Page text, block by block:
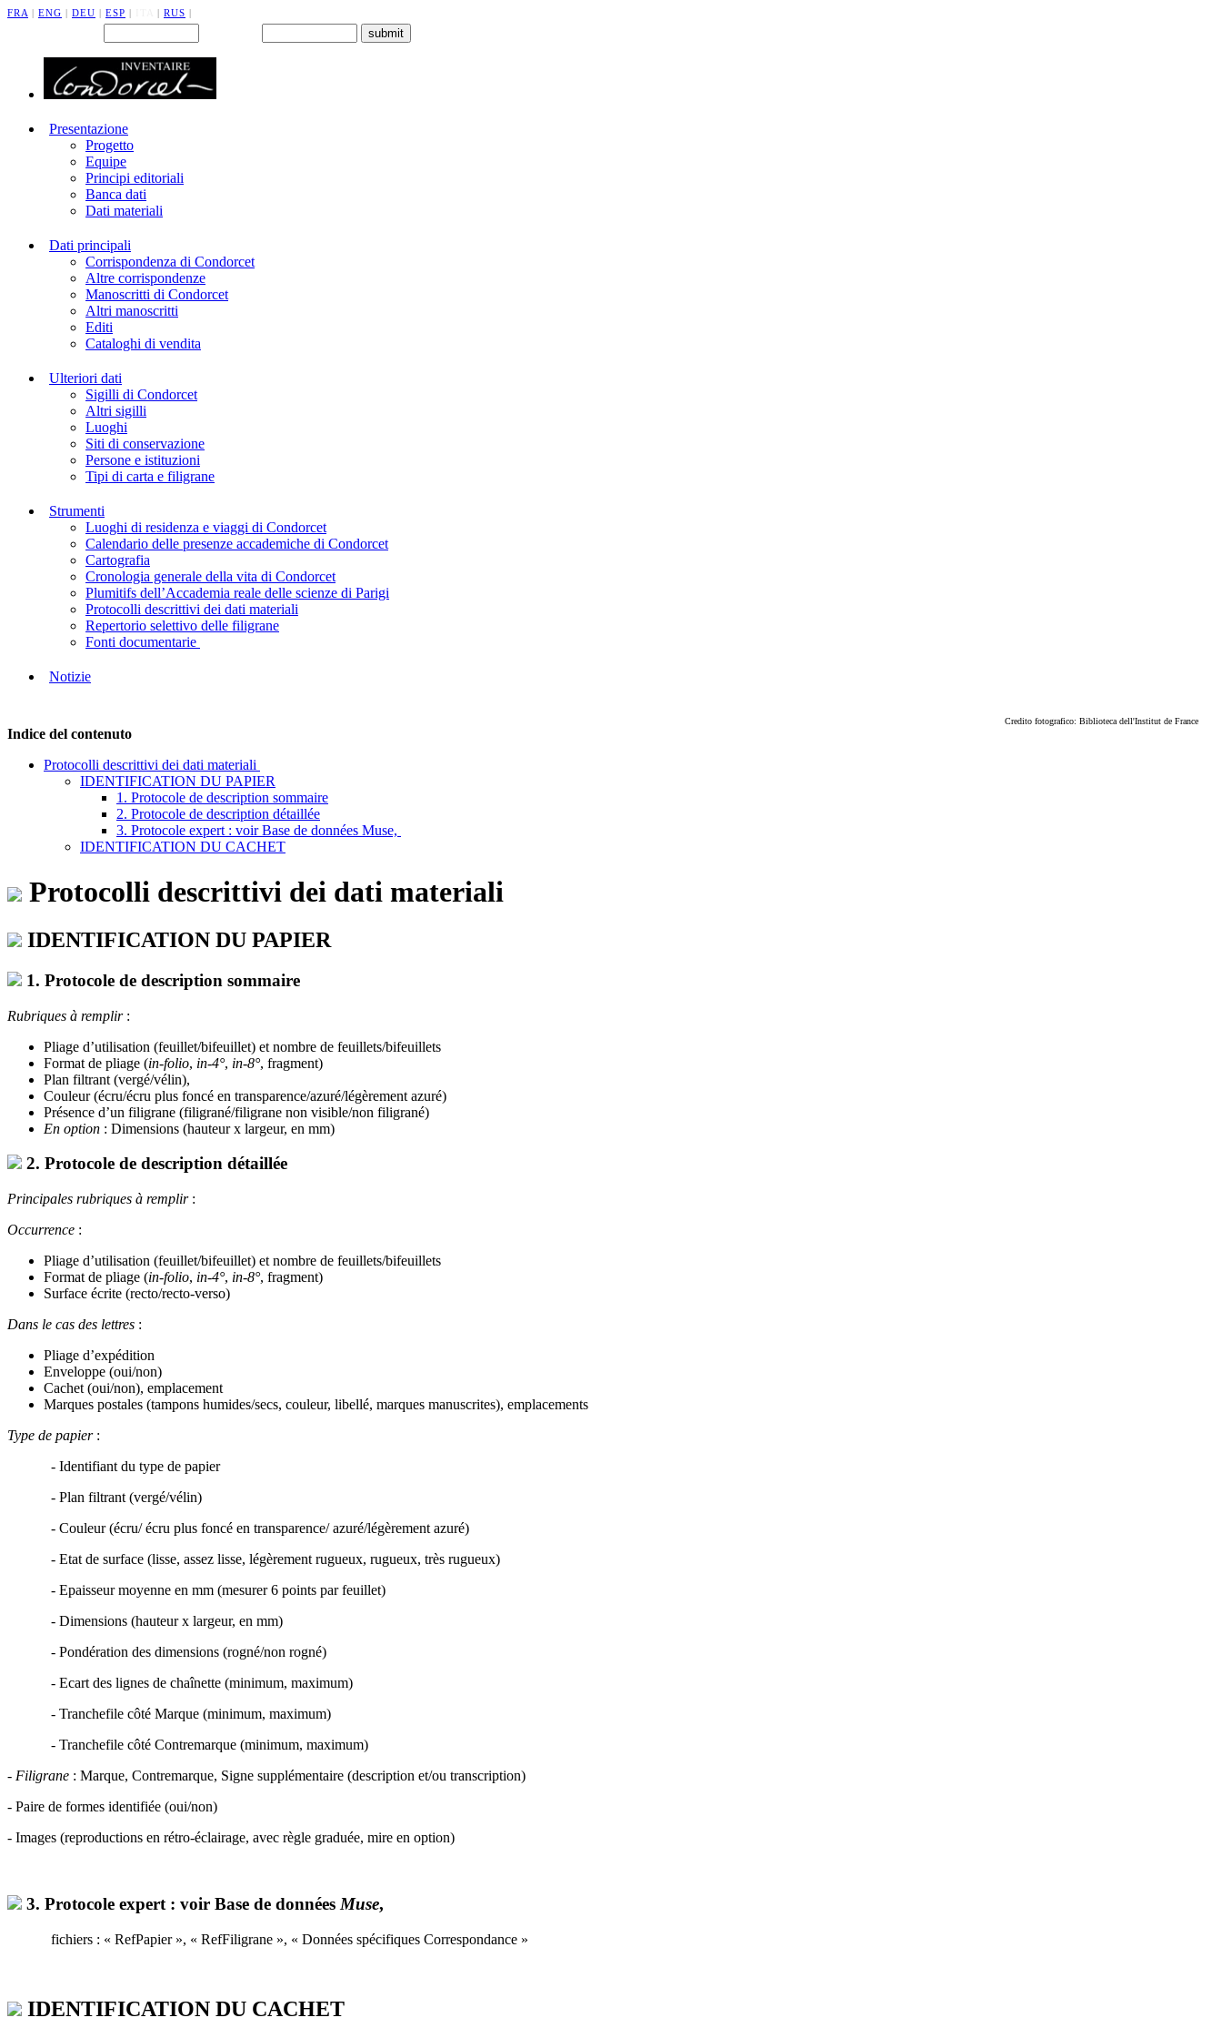
FRA | ENG | DEU | ESP | | RUS |
Presentazione
Progetto
Equipe
Principi editoriali
Banca dati
Dati materiali
Dati principali
Corrispondenza di Condorcet
Altre corrispondenze
Manoscritti di Condorcet
Altri manoscritti
Editi
Cataloghi di vendita
Ulteriori dati
Sigilli di Condorcet
Altri sigilli
Luoghi
Siti di conservazione
Persone e istituzioni
Tipi di carta e filigrane
Strumenti
Luoghi di residenza e viaggi di Condorcet
Calendario delle presenze accademiche di Condorcet
Cartografia
Cronologia generale della vita di Condorcet
Plumitifs dell’Accademia reale delle scienze di Parigi
Protocolli descrittivi dei dati materiali
Repertorio selettivo delle filigrane
Fonti documentarie
Notizie
Credito fotografico: Biblioteca dell'Institut de France
Indice del contenuto
Protocolli descrittivi dei dati materiali
IDENTIFICATION DU PAPIER
1. Protocole de description sommaire
2. Protocole de description détaillée
3. Protocole expert : voir Base de données Muse,
IDENTIFICATION DU CACHET
Protocolli descrittivi dei dati materiali
IDENTIFICATION DU PAPIER
1. Protocole de description sommaire
Rubriques à remplir :
Pliage d’utilisation (feuillet/bifeuillet) et nombre de feuillets/bifeuillets
Format de pliage (in-folio, in-4°, in-8°, fragment)
Plan filtrant (vergé/vélin),
Couleur (écru/écru plus foncé en transparence/azuré/légèrement azuré)
Présence d’un filigrane (filigrané/filigrane non visible/non filigrané)
En option : Dimensions (hauteur x largeur, en mm)
2. Protocole de description détaillée
Principales rubriques à remplir :
Occurrence :
Pliage d’utilisation (feuillet/bifeuillet) et nombre de feuillets/bifeuillets
Format de pliage (in-folio, in-4°, in-8°, fragment)
Surface écrite (recto/recto-verso)
Dans le cas des lettres :
Pliage d’expédition
Enveloppe (oui/non)
Cachet (oui/non), emplacement
Marques postales (tampons humides/secs, couleur, libellé, marques manuscrites), emplacements
Type de papier :
- Identifiant du type de papier
- Plan filtrant (vergé/vélin)
- Couleur (écru/ écru plus foncé en transparence/ azuré/légèrement azuré)
- Etat de surface (lisse, assez lisse, légèrement rugueux, rugueux, très rugueux)
- Epaisseur moyenne en mm (mesurer 6 points par feuillet)
- Dimensions (hauteur x largeur, en mm)
- Pondération des dimensions (rogné/non rogné)
- Ecart des lignes de chaînette (minimum, maximum)
- Tranchefile côté Marque (minimum, maximum)
- Tranchefile côté Contremarque (minimum, maximum)
- Filigrane : Marque, Contremarque, Signe supplémentaire (description et/ou transcription)
- Paire de formes identifiée (oui/non)
- Images (reproductions en rétro-éclairage, avec règle graduée, mire en option)
3. Protocole expert : voir Base de données Muse,
fichiers : « RefPapier », « RefFiligrane », « Données spécifiques Correspondance »
IDENTIFICATION DU CACHET